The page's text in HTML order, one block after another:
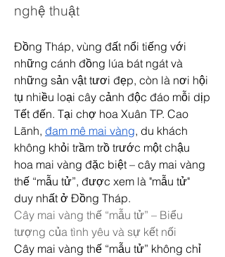
nghệ thuật
Đồng Tháp, vùng đất nổi tiếng với
những cánh đồng lúa bát ngát và
những sản vật tươi đẹp, còn là nơi hội
tụ nhiều loại cây cảnh độc đáo mỗi dịp
Tết đến. Tại chợ hoa Xuân TP. Cao
Lãnh, đam mê mai vàng, du khách
không khỏi trầm trồ trước một chậu
hoa mai vàng đặc biệt – cây mai vàng
thế “mẫu tử”, được xem là "mẫu tử"
duy nhất ở Đồng Tháp.
Cây mai vàng thế “mẫu tử” – Biểu
tượng của tình yêu và sự kết nối
Cây mai vàng thế “mẫu tử” không chỉ